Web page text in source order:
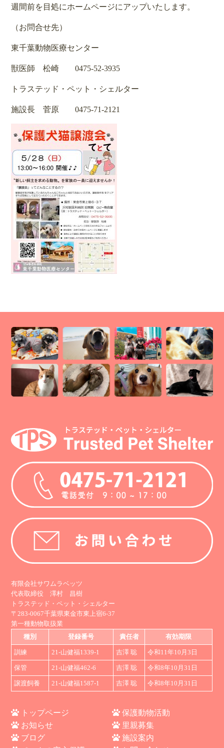
週間前を目処にホームページにアップいたします。
（お問合せ先）
東千葉動物医療センター
獣医師 松崎 0475-52-3935
トラステッド・ペット・シェルター
施設長 菅原 0475-71-2121
有限会社サワムラベッツ
代表取締役 澤村 昌樹
トラステッド・ペット・シェルター
〒283-0067千葉県東金市東上宿6-37
第一種動物取扱業
種別
登録番号 責任者 有効期限
訓練 21-山健福1339-1 吉澤 聡 令和11年10月3日
保管 21-山健福462-6 吉澤 聡 令和8年10月31日
譲渡飼養 21-山健福1587-1 吉澤 聡 令和8年10月31日
トップページ
お知らせ
ブログ
保護動物活動
里親募集
施設案内